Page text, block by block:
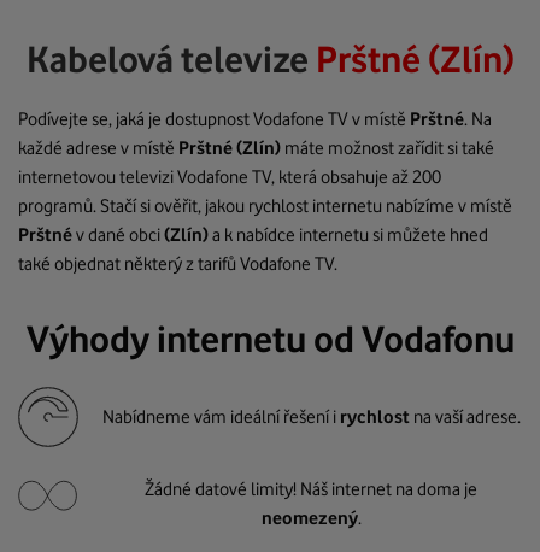
Kabelová televize Prštné (Zlín)
Podívejte se, jaká je dostupnost Vodafone TV v místě Prštné. Na
každé adrese v místě Prštné(Zlín) máte možnost zařídit si také
internetovou televizi Vodafone TV, která obsahuje až 200
programů. Stačí si ověřit, jakou rychlost internetu nabízíme v místě
Prštnév dané obci(Zlín)a k nabídce internetu si můžete hned
také objednat některý z tarifů Vodafone TV.
Výhody internetu od Vodafonu
Nabídneme vám ideální řešení i rychlost na vaší adrese.
Žádné datové limity! Náš internet na doma je
neomezený.